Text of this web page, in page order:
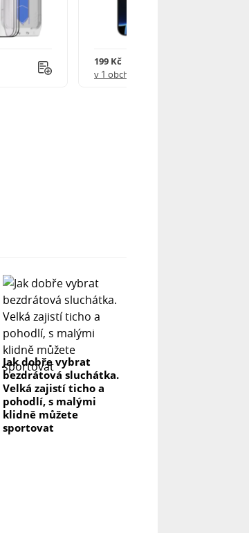
199 Kč
v 1 obchodě
Jak dobře vybrat
bezdrátová sluchátka.
Velká zajistí ticho a
pohodlí, s malými
klidně můžete
sportovat